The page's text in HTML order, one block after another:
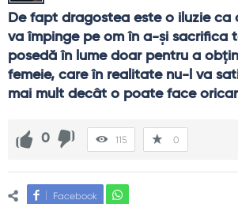
De fapt dragostea este o iluzie ca
va împinge pe om în a-şi sacrifica
posedă în lume doar pentru a
femeie, care în realitate nu-l va
mai mult decât o poate face
0 115 0
Facebook